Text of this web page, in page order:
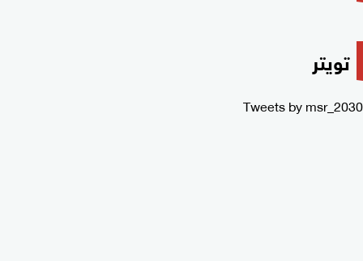
تويتر
Tweets by msr_2030